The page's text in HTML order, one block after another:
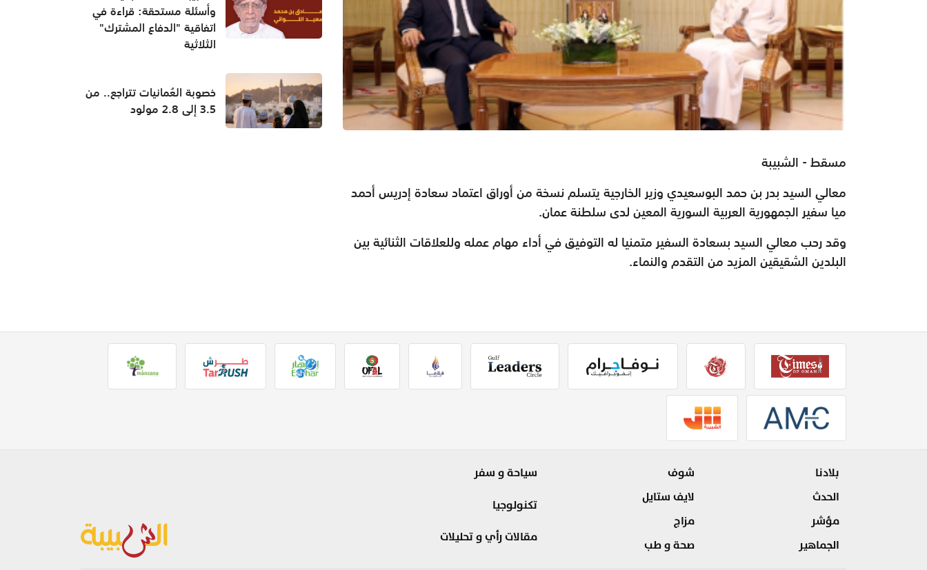
مسقط - الشبيبة
معالي السيد بدر بن حمد البوسعيديوزير الخارجية يتسلم نسخة من أوراق اعتماد سعادة إدريس أحمد
ميا سفير الجمهورية العربية السورية المعين لدى سلطنة عمان.
وقد رحب معالي السيد بسعادة السفير متمنيا له التوفيق في أداء مهام عمله وللعلاقات الثنائية بين
البلدين الشقيقين المزيد من التقدم والنماء.
وأسئلة مستحقة: قراءة في
اتفاقية "الدفاع المشترك"
الثلاثية
خصوبة العُمانيات تتراجع.. من
3.5 إلى 2.8 مولود
بلادنا
الحدث
مؤشر
الجماهير
شوف
لايف ستايل
مزاج
صحة و طب
سياحة و سفر
تكنولوجيا
مقالات رأي و تحليلات